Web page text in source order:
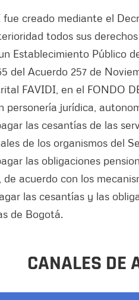
creado mediante el
todos sus
Establecimiento Público
Acuerdo 257 de
FAVIDI, en el FONDO
jurídica,
las cesantías de las
de los organismos del
las obligaciones
acuerdo con los
las cesantías y las
de Bogotá.
CANALES DE